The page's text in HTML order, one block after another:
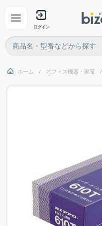
ログイン
ホーム オフィス機器・家電